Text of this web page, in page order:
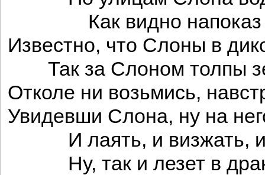
Как видно
Известно, что Слоны в
Так за Слоном толпы
Отколе ни возьмись,
Увидевши Слона, ну на
И лаять, и визжать, и
Ну, так и лезет в